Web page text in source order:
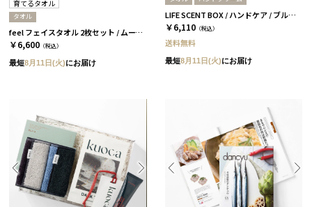
育てるタオル
タオル
feel フェイスタオル 2枚セット / ムーングレージュ＆チャコール ［育てるタオル］
￥6,600 （税込）
最短8月11日(火)にお届け
LIFE SCENT BOX / ハンドケア / ブルー＆ブラック
￥6,110 （税込）
送料無料
最短8月11日(火)にお届け